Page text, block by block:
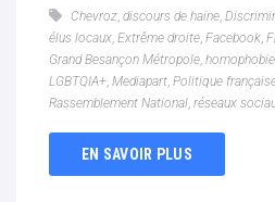
Chevroz, discours de haine,
élus locaux, Extrême droite, Facebook,
Grand Besançon Métropole, homophobie
LGBTQIA+, Mediapart, Politique
Rassemblement National, réseaux
EN SAVOIR PLUS